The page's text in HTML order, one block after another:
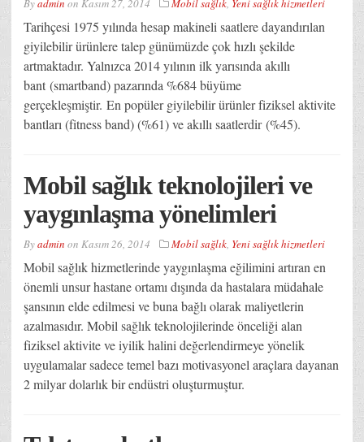
Byadmin on Kasım 27, 2014 Mobil sağlık, Yeni sağlık hizmetleri
Tarihçesi 1975 yılında hesap makineli saatlere dayandırılan
giyilebilir ürünlere talep günümüzde çok hızlı şekilde
artmaktadır. Yalnızca 2014 yılının ilk yarısında akıllı
bant (smartband) pazarında %684 büyüme
gerçekleşmiştir. En popüler giyilebilir ürünler fiziksel aktivite
bantları (fitness band) (%61) ve akıllı saatlerdir (%45).
Mobil sağlık teknolojileri ve
yaygınlaşma yönelimleri
Byadmin on Kasım 26, 2014 Mobil sağlık, Yeni sağlık hizmetleri
Mobil sağlık hizmetlerinde yaygınlaşma eğilimini artıran en
önemli unsur hastane ortamı dışında da hastalara müdahale
şansının elde edilmesi ve buna bağlı olarak maliyetlerin
azalmasıdır. Mobil sağlık teknolojilerinde önceliği alan
fiziksel aktivite ve iyilik halini değerlendirmeye yönelik
uygulamalar sadece temel bazı motivasyonel araçlara dayanan
2 milyar dolarlık bir endüstri oluşturmuştur.